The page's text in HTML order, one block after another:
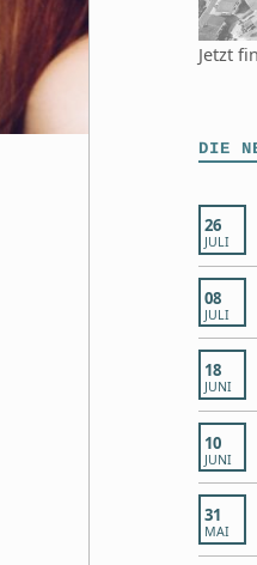
Jetzt
DIE
26
JULI
08
JULI
18
JUNI
10
JUNI
31
MAI